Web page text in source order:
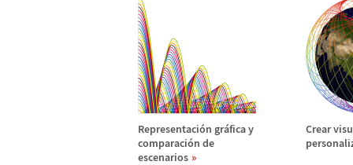
Representación gráfica y
comparación de
escenarios
Crear